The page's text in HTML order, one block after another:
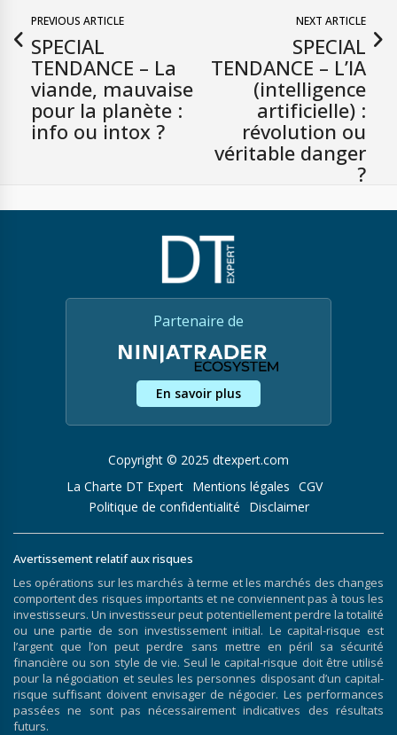
PREVIOUS ARTICLE
SPECIAL
TENDANCE – La
viande, mauvaise
pour la planète :
info ou intox ?
NEXT ARTICLE
SPECIAL
TENDANCE – L’IA
(intelligence
artificielle) :
révolution ou
véritable danger
?
Partenaire de
En savoir plus
Copyright © 2025 dtexpert.com
La Charte DT Expert
Mentions légales CGV
Politique de confidentialité
Disclaimer
Avertissement relatif aux risques
Les opérations sur les marchés à terme et les marchés des changes
comportent des risques importants et ne conviennent pas à tous les
investisseurs. Un investisseur peut potentiellement perdre la totalité
ou une partie de son investissement initial. Le capital-risque est
l’argent que l’on peut perdre sans mettre en péril sa sécurité
financière ou son style de vie. Seul le capital-risque doit être utilisé
pour la négociation et seules les personnes disposant d’un capital-
risque suffisant doivent envisager de négocier. Les performances
passées ne sont pas nécessairement indicatives des résultats
futurs.